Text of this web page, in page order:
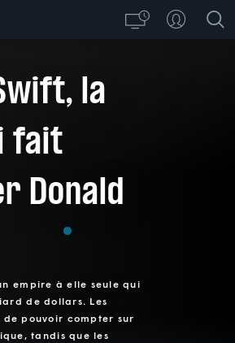
la
fait
Donald
empire à elle seule qui
de dollars. Les
pouvoir compter sur
tandis que les